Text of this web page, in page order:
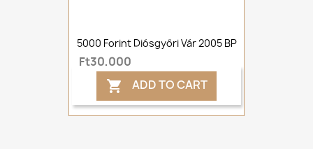
5000 Forint Diósgyőri Vár 2005 BP
Ft30,000
 ADD TO CART